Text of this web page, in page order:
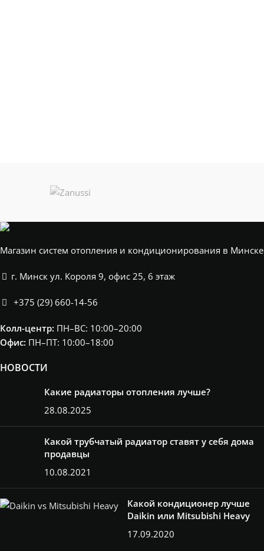
Магазин систем отопления и кондиционирования в Минске
г. Минск ул. Короля 9, офис 25, 6 этаж
+375 (29) 660-14-56
Колл-центр: ПН–ВС: 10:00–20:00​
Офис: ПН–ПТ: 10:00–18:00
НОВОСТИ
Какие радиаторы отопления лучше?
28.08.2025
Какой трубчатый радиатор ставят у себя дома
продавцы
10.08.2021
Какой кондиционер лучше
Daikin или Mitsubishi Heavy
17.09.2020